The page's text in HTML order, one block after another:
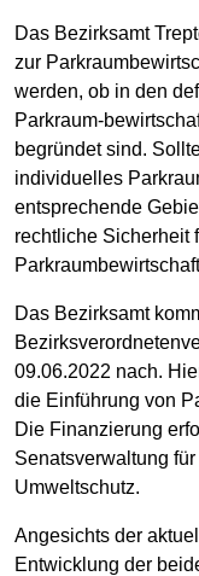
Das Bezirksamt
zur
werden, ob in den
Parkraum-
begründet sind.
individuelles
entsprechende
rechtliche Sicherheit
Das Bezirksamt
09.06.2022 nach.
die Einführung von
Die Finanzierung
Senatsverwaltung
Umweltschutz.
Angesichts der
Entwicklung der